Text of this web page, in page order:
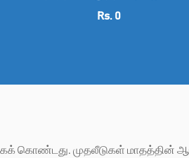
Rs. 0
கொண்டது. முதலீடுகள் மாதத்தின்